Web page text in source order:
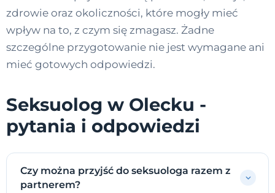
zdrowie oraz okoliczności, które mogły mieć
wpływ na to, z czym się zmagasz. Żadne
szczególne przygotowanie nie jest wymagane ani
mieć gotowych odpowiedzi.
Seksuolog w Olecku -
pytania i odpowiedzi
Czy można przyjść do seksuologa razem z
partnerem?